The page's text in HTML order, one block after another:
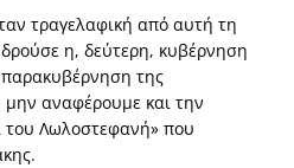
τραγελαφική από αυτή τη
η, δεύτερη, κυβέρνηση
της
αναφέρουμε και την
του Λωλοστεφανή» που